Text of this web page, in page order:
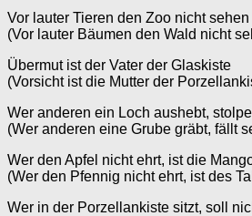
Vor lauter Tieren den Zoo nicht sehen
(Vor lauter Bäumen den Wald nicht
Übermut ist der Vater der Glaskiste
(Vorsicht ist die Mutter der
Wer anderen ein Loch aushebt,
(Wer anderen eine Grube gräbt, fällt
Wer den Apfel nicht ehrt, ist die
(Wer den Pfennig nicht ehrt, ist des
Wer in der Porzellankiste sitzt, soll